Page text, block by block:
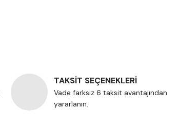
TAKSİT SEÇENEKLERİ
Vade farksız 6 taksit avantajından
yararlanın.